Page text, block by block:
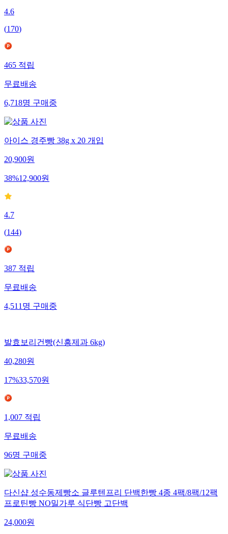
4.6
(170)
465적립
무료배송
6,718명구매중
아이스 경주빵 38g x 20 개입
20,900원
38%12,900원
4.7
(144)
387적립
무료배송
4,511명구매중
발효보리건빵(신흥제과 6kg)
40,280원
17%33,570원
1,007적립
무료배송
96명구매중
다신샵 성수동제빵소 글루텐프리 단백한빵 4종 4팩/8팩/12팩
프로틴빵 NO밀가루 식단빵 고단백
24,000원